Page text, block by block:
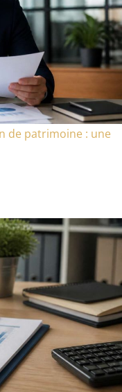
de patrimoine : une